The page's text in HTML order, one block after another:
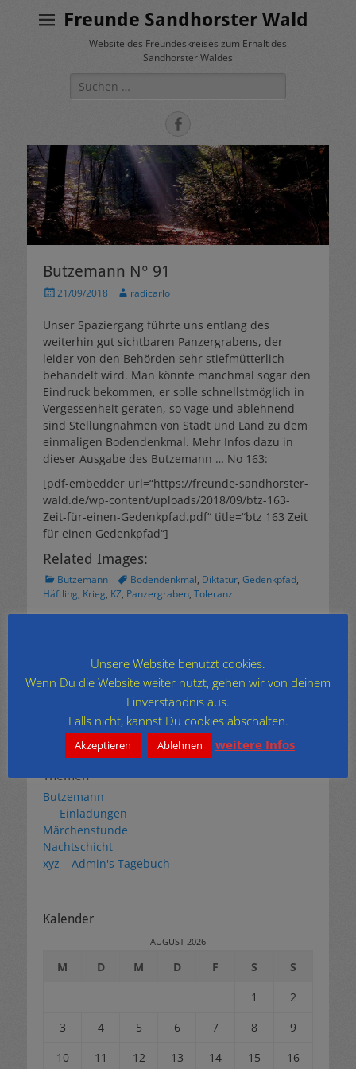
Freunde Sandhorster Wald
Website des Freundeskreises zum Erhalt des
Sandhorster Waldes
Suche
nach:
Facebook
Butzemann N° 91
Veröffentlicht
21/09/2018 Autorradicarlo
Unser Spaziergang führte uns entlang des
weiterhin gut sichtbaren Panzergrabens, der
leider von den Behörden sehr stiefmütterlich
behandelt wird. Man könnte manchmal sogar den
Eindruck bekommen, er solle schnellstmöglich in
Vergessenheit geraten, so vage und ablehnend
sind Stellungnahmen von Stadt und Land zu dem
einmaligen Bodendenkmal. Mehr Infos dazu in
dieser Ausgabe des Butzemann … No 163:
[pdf-embedder url=“https://freunde-sandhorster-
wald.de/wp-content/uploads/2018/09/btz-163-
Zeit-für-einen-Gedenkpfad.pdf“ title=“btz 163 Zeit
für einen Gedenkpfad“]
Related Images:
Kategorien
Butzemann Schlagworte
Bodendenkmal, Diktatur, Gedenkpfad,
Häftling, Krieg, KZ, Panzergraben, Toleranz
Vorheriger
Beitrag:
Umweltschutz aktiv
Nächster
Winterruhe
Archiv
Themen
Butzemann
Einladungen
Märchenstunde
Nachtschicht
xyz – Admin's Tagebuch
Kalender
AUGUST 2026
M D M D F S
S
1
2
3
4 5 6 7 8
9
10
11 12 13 14 15 16
Unsere Website benutzt cookies.
Wenn Du die Website weiter nutzt, gehen wir von deinem
Einverständnis aus.
Falls nicht, kannst Du cookies abschalten.
Akzeptieren Ablehnen weitere Infos